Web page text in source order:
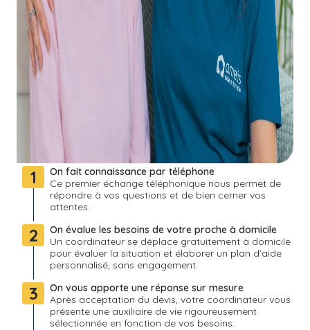
1
On fait connaissance par téléphone
Ce premier échange téléphonique nous permet de
répondre à vos questions et de bien cerner vos
attentes.
2
On évalue les besoins de votre proche à domicile
Un coordinateur se déplace gratuitement à domicile
pour évaluer la situation et élaborer un plan d’aide
personnalisé, sans engagement.
3
On vous apporte une réponse sur mesure
Après acceptation du devis, votre coordinateur vous
présente une auxiliaire de vie rigoureusement
sélectionnée en fonction de vos besoins.